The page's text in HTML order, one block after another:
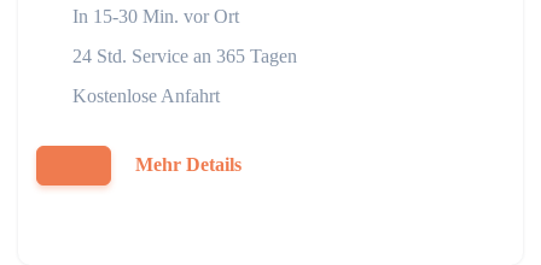
In 15-30 Min. vor Ort
24 Std. Service an 365 Tagen
Kostenlose Anfahrt
Mehr Details